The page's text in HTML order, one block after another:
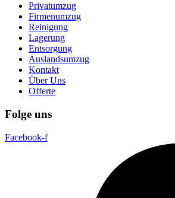
Privatumzug
Firmenumzug
Reinigung
Lagerung
Entsorgung
Auslandsumzug
Kontakt
Über Uns
Offerte
Folge uns
Facebook-f